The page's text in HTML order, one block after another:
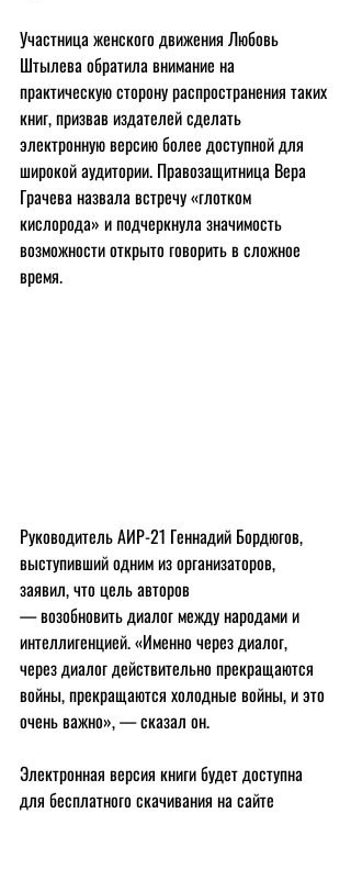
Участница женского движения Любовь
Штылева обратила внимание на
практическую сторону распространения таких
книг, призвав издателей сделать
электронную версию более доступной для
широкой аудитории. Правозащитница Вера
Грачева назвала встречу «глотком
кислорода» и подчеркнула значимость
возможности открыто говорить в сложное
время.
Руководитель АИР-21 Геннадий Бордюгов,
выступивший одним из организаторов,
заявил, что цель авторов
— возобновить диалог между народами и
интеллигенцией. «Именно через диалог,
через диалог действительно прекращаются
войны, прекращаются холодные войны, и это
очень важно», — сказал он.
Электронная версия книги будет доступна
для бесплатного скачивания на сайте